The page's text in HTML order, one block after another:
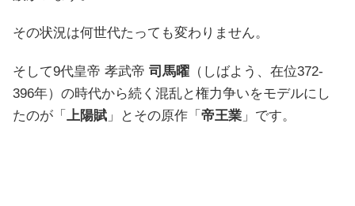
その状況は何世代たっても変わりません。
そして9代皇帝 孝武帝 司馬曜 （しばよう、在位372-
396年）の時代から続く混乱と権力争いをモデルにし
たのが「
上陽賦 」とその原作「 帝王業 」です。